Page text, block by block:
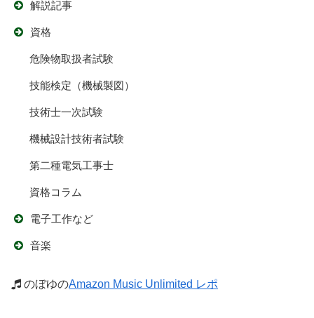
解説記事
資格
危険物取扱者試験
技能検定（機械製図）
技術士一次試験
機械設計技術者試験
第二種電気工事士
資格コラム
電子工作など
音楽
のぼゆのAmazon Music Unlimited レポ